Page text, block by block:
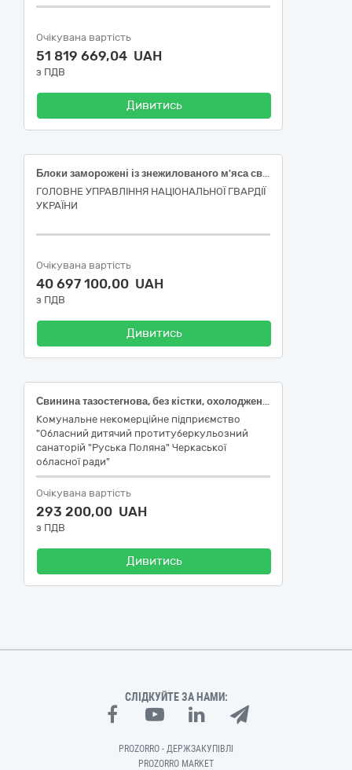
Очікувана вартість
51 819 669,04 UAH
з ПДВ
Дивитись
Блоки заморожені із знежилованого м'яса свинини нежирні
ГОЛОВНЕ УПРАВЛІННЯ НАЦІОНАЛЬНОЇ ГВАРДІЇ
УКРАЇНИ
Очікувана вартість
40 697 100,00 UAH
з ПДВ
Дивитись
Свинина тазостегнова, без кістки, охолоджена, ДСТУ 4590; філе куряче, охолоджене, перша категорія, ДСТУ 3143; стегно куряче, охолоджене, ДСТУ 3143; крило 2 фаланги куряче, охолоджене, ДСТУ 3143 по ДК 021:2015: код 15110000-2 «М’ясо»
Комунальне некомерційне підприємство
"Обласний дитячий протитуберкульозний
санаторій "Руська Поляна" Черкаської
обласної ради"
Очікувана вартість
293 200,00 UAH
з ПДВ
Дивитись
СЛІДКУЙТЕ ЗА НАМИ:
PROZORRO - ДЕРЖЗАКУПІВЛІ
PROZORRO MARKET